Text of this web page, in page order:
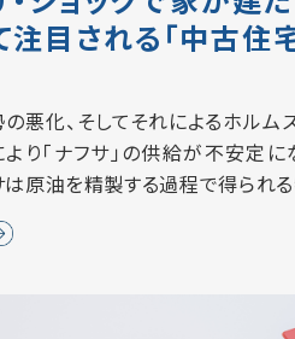
注目される「中古住
悪化、そしてそれによるホルム
り「ナフサ」の供給が不安定に
は原油を精製する過程で得られ
ゆる建材や設備の原料のひとつで
ク」に伴い、多くの住宅・設備メー